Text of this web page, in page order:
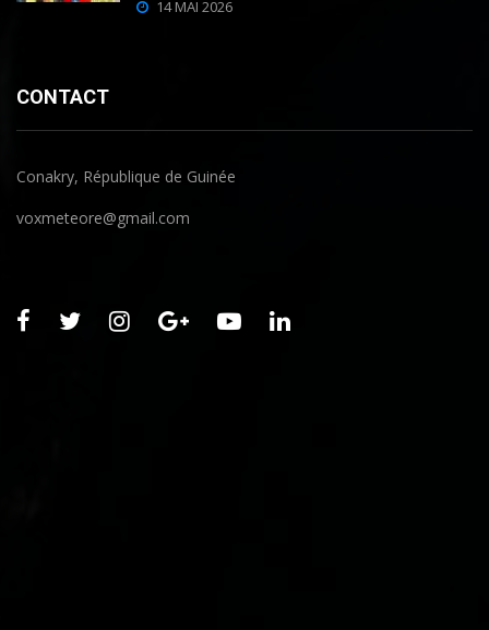
14 MAI 2026
CONTACT
Conakry, République de Guinée
voxmeteore@gmail.com